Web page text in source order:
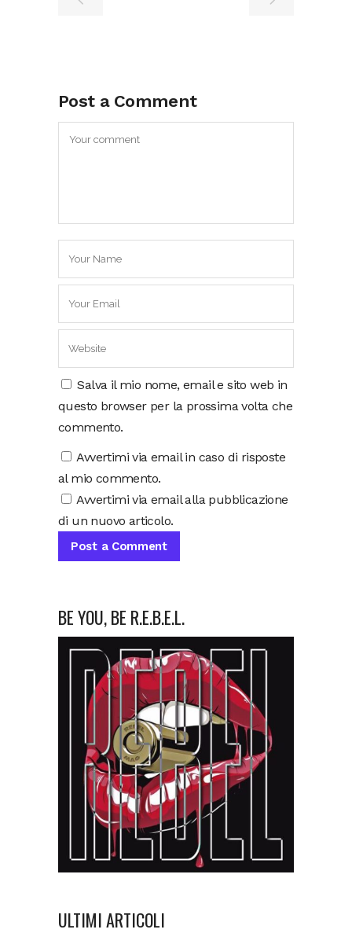
Post a Comment
Salva il mio nome, email e sito web in
questo browser per la prossima volta che
commento.
Avvertimi via email in caso di risposte
al mio commento.
Avvertimi via email alla pubblicazione
di un nuovo articolo.
BE YOU, BE R.E.B.E.L.
ULTIMI ARTICOLI